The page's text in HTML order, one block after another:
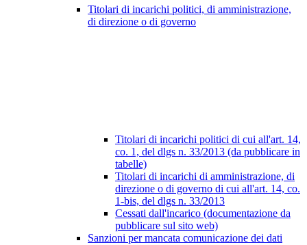
Titolari di incarichi politici, di amministrazione,
di direzione o di governo
Titolari di incarichi politici di cui all'art. 14,
co. 1, del dlgs n. 33/2013 (da pubblicare in
tabelle)
Titolari di incarichi di amministrazione, di
direzione o di governo di cui all'art. 14, co.
1-bis, del dlgs n. 33/2013
Cessati dall'incarico (documentazione da
pubblicare sul sito web)
Sanzioni per mancata comunicazione dei dati